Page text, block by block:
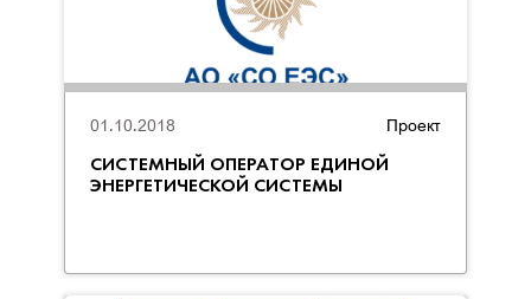
Проект
СИСТЕМНЫЙ ОПЕРАТОР ЕДИНОЙ
ЭНЕРГЕТИЧЕСКОЙ СИСТЕМЫ
01.10.2018